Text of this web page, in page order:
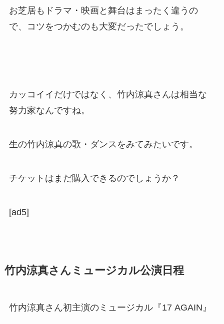
お芝居もドラマ・映画と舞台はまったく違うの
で、コツをつかむのも大変だったでしょう。
カッコイイだけではなく、竹内涼真さんは相当な
努力家なんですね。
生の竹内涼真の歌・ダンスをみてみたいです。
チケットはまだ購入できるのでしょうか？
[ad5]
竹内涼真さんミュージカル公演日程
竹内涼真さん初主演のミュージカル『17 AGAIN』